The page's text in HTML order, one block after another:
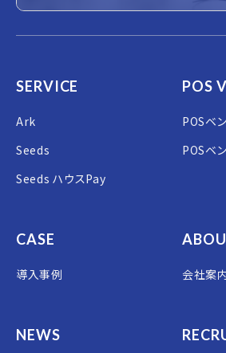
SERVICE
Ark
Seeds
Seeds ハウスPay
POS
POSベ
POSベ
CASE
導入事例 会社案
NEWS